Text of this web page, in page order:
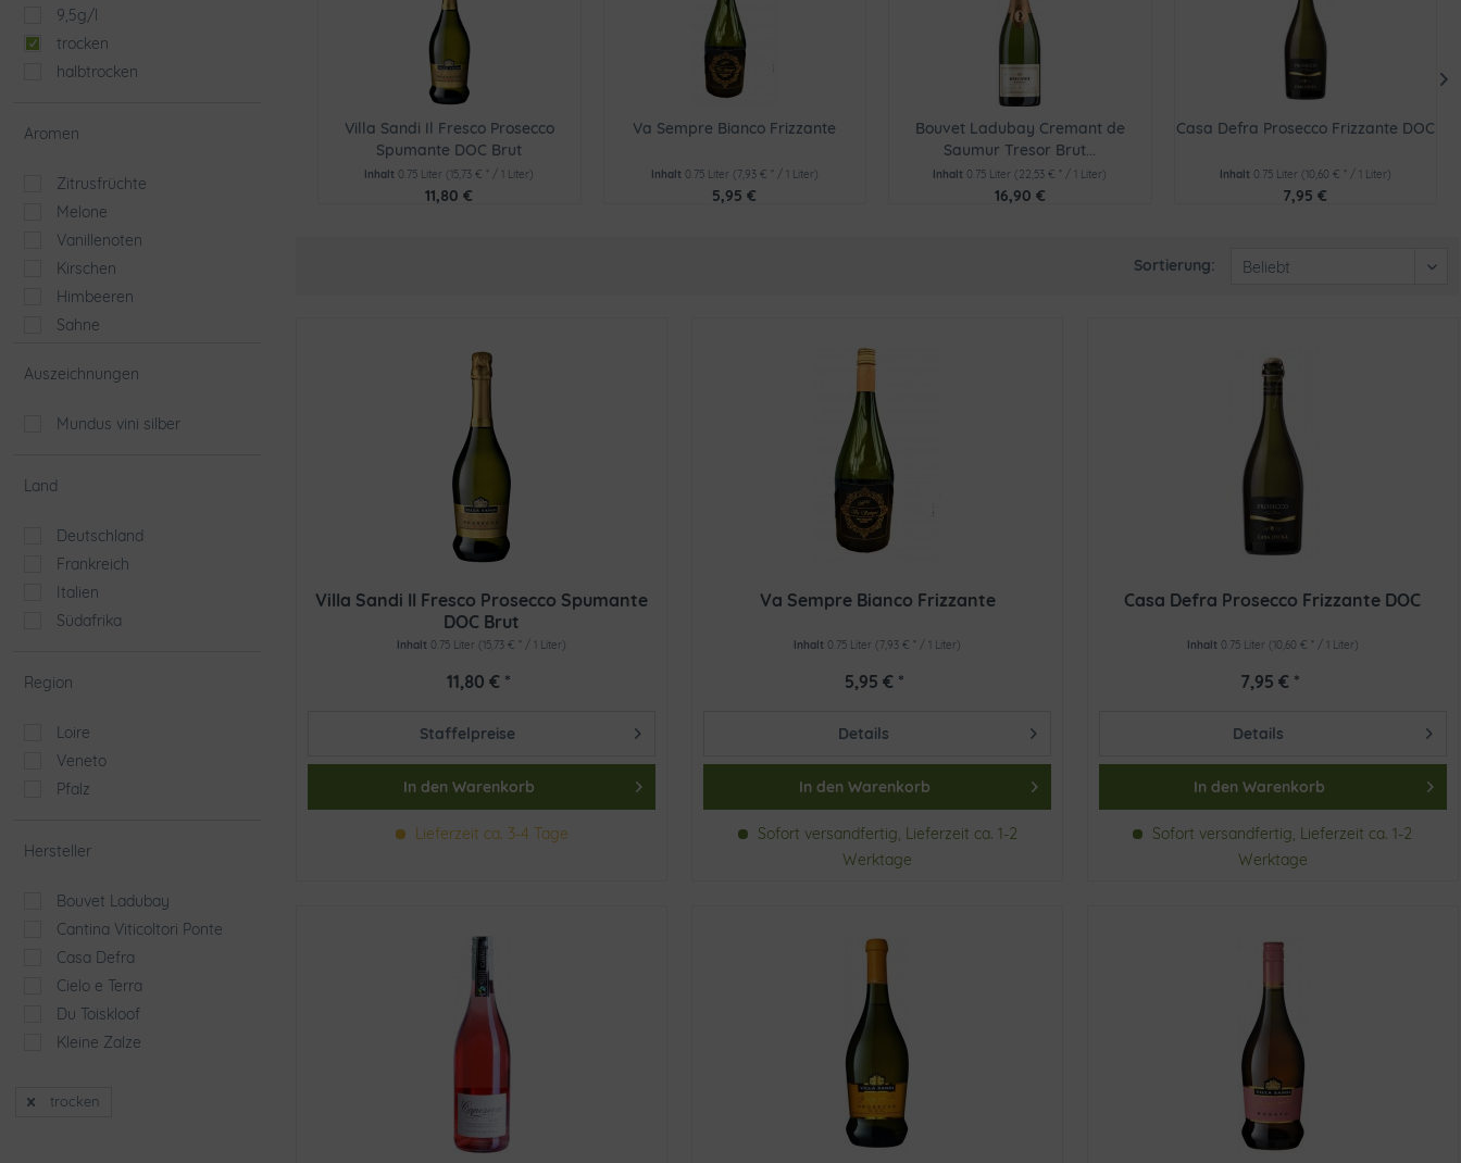
9,5g/l
trocken
halbtrocken
Aromen
Zitrusfrüchte
Melone
Vanillenoten
Kirschen
Himbeeren
Sahne
schwarze Johannisbeere
Pfirsich
Auszeichnungen
Mundus vini silber
Land
Deutschland
Frankreich
Italien
Südafrika
Region
Loire
Veneto
Pfalz
Hersteller
Bouvet Ladubay
Cantina Viticoltori Ponte
Casa Defra
Cielo e Terra
Du Toiskloof
Kleine Zalze
Pierre Jourdan
trocken
Villa Sandi Il Fresco Prosecco
Spumante DOC Brut
Inhalt 0.75 Liter (15,73 € * / 1 Liter)
11,80 €
Va Sempre Bianco Frizzante
Inhalt 0.75 Liter (7,93 € * / 1 Liter)
5,95 €
Bouvet Ladubay Cremant de
Saumur Tresor Brut...
Inhalt 0.75 Liter (22,53 € * / 1 Liter)
16,90 €
Casa Defra Prosecco Frizzante DOC
Inhalt 0.75 Liter (10,60 € * / 1 Liter)
7,95 €
Sortierung:
Villa Sandi Il Fresco Prosecco Spumante
DOC Brut
Inhalt 0.75 Liter (15,73 € * / 1 Liter)
11,80 € *
Staffelpreise
In den Warenkorb
Lieferzeit ca. 3-4 Tage
Va Sempre Bianco Frizzante
Inhalt 0.75 Liter (7,93 € * / 1 Liter)
5,95 € *
Details
In den Warenkorb
Sofort versandfertig, Lieferzeit ca. 1-2
Werktage
Casa Defra Prosecco Frizzante DOC
Inhalt 0.75 Liter (10,60 € * / 1 Liter)
7,95 € *
Details
In den Warenkorb
Sofort versandfertig, Lieferzeit ca. 1-2
Werktage